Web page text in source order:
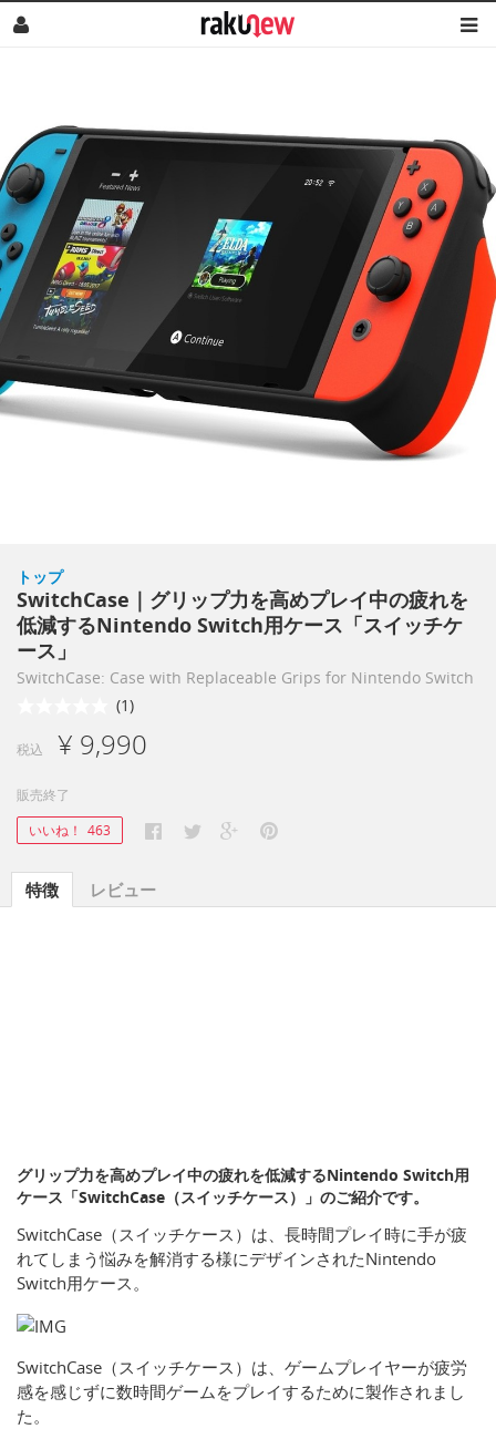
トップ
SwitchCase｜グリップ力を高めプレイ中の疲れを
低減するNintendo Switch用ケース「スイッチケ
ース」
SwitchCase: Case with Replaceable Grips for Nintendo Switch
(1)
税込 ¥ 9,990
販売終了
いいね！ 463
特徴 レビュー
グリップ力を高めプレイ中の疲れを低減するNintendo Switch用
ケース「SwitchCase（スイッチケース）」のご紹介です。
SwitchCase（スイッチケース）は、長時間プレイ時に手が疲
れてしまう悩みを解消する様にデザインされたNintendo
Switch用ケース。
SwitchCase（スイッチケース）は、ゲームプレイヤーが疲労
感を感じずに数時間ゲームをプレイするために製作されまし
た。